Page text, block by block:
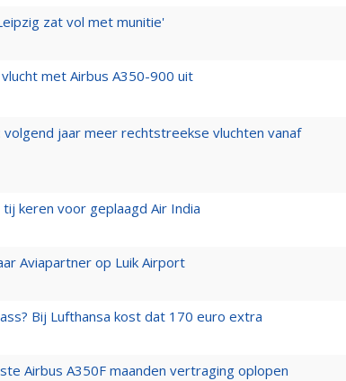
zat vol met munitie'
met Airbus A350-900 uit
jaar meer rechtstreekse vluchten vanaf
keren voor geplaagd Air India
Aviapartner op Luik Airport
Bij Lufthansa kost dat 170 euro extra
Airbus A350F maanden vertraging oplopen